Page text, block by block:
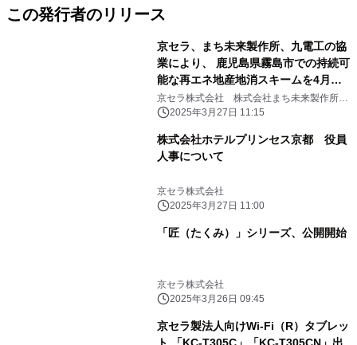
この発行者のリリース
京セラ、まち未来製作所、九電工の協
業により、 鹿児島県霧島市での持続可
能な再エネ地産地消スキームを4月よ
り開始
京セラ株式会社 株式会社まち未来製作所
株式会社九電工 鹿児島県霧島市
2025年3月27日 11:15
株式会社ホテルプリンセス京都 役員
人事について
京セラ株式会社
2025年3月27日 11:00
「匠（たくみ）」シリーズ、公開開始
京セラ株式会社
2025年3月26日 09:45
京セラ製法人向けWi-Fi（R）タブレッ
ト 「KC-T305C」「KC-T305CN」出